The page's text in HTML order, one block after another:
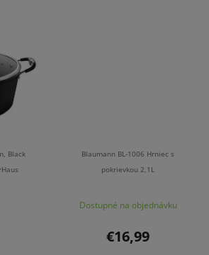
Black
Blaumann BL-1006 Hrniec s
pokrievkou 2,1L
Dostupné na objednávku
€16,99